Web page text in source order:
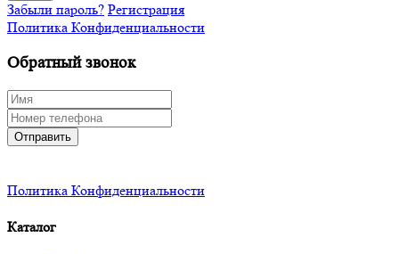
Забыли пароль? Регистрация
Политика Конфиденциальности
Обратный звонок
Отправить
Политика Конфиденциальности
Каталог